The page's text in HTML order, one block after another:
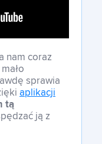
nam coraz
sprawia
aplikacji
tą
ją z